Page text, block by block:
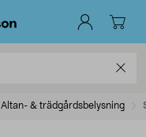
Altan- & trädgårdsbelysning